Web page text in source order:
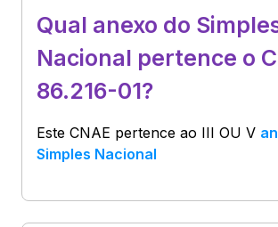
Qual anexo do
Nacional pertence o
86.216-01?
Este CNAE pertence ao III OU V
Simples Nacional